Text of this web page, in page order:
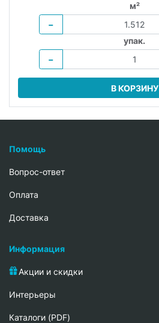
м²
−
упак.
−
В КОРЗИНУ
Помощь
Вопрос-ответ
Oплата
Доставка
Информация
Акции и скидки
Интерьеры
Каталоги (PDF)